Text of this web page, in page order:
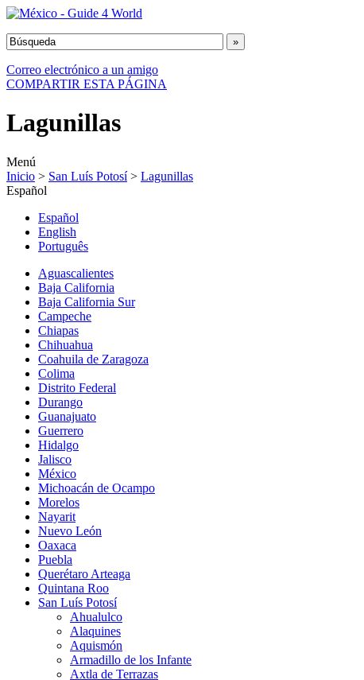
Correo electrónico a un amigo
COMPARTIR ESTA PÁGINA
Lagunillas
Menú
Inicio > San Luís Potosí> Lagunillas
Español
Español
English
Português
Aguascalientes
Baja California
Baja California Sur
Campeche
Chiapas
Chihuahua
Coahuila de Zaragoza
Colima
Distrito Federal
Durango
Guanajuato
Guerrero
Hidalgo
Jalisco
México
Michoacán de Ocampo
Morelos
Nayarit
Nuevo León
Oaxaca
Puebla
Querétaro Arteaga
Quintana Roo
San Luís Potosí
Ahualulco
Alaquines
Aquismón
Armadillo de los Infante
Axtla de Terrazas